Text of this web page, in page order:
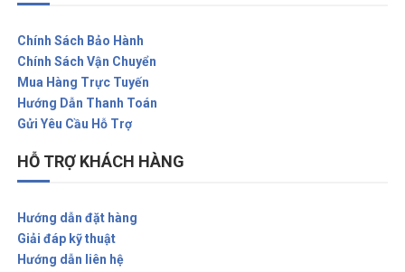
Chính Sách Bảo Hành
Chính Sách Vận Chuyển
Mua Hàng Trực Tuyến
Hướng Dẫn Thanh Toán
Gửi Yêu Cầu Hỗ Trợ
HỖ TRỢ KHÁCH HÀNG
Hướng dẫn đặt hàng
Giải đáp kỹ thuật
Hướng dẫn liên hệ